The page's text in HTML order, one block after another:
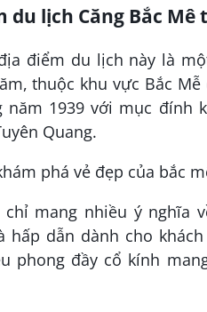
du lịch Căng Bắc Mê
điểm du lịch này là
thuộc khu vực Bắc
năm 1939 với mục đính
Quang.
chỉ mang nhiều ý nghĩa
hấp dẫn dành cho
phong đầy cổ kính